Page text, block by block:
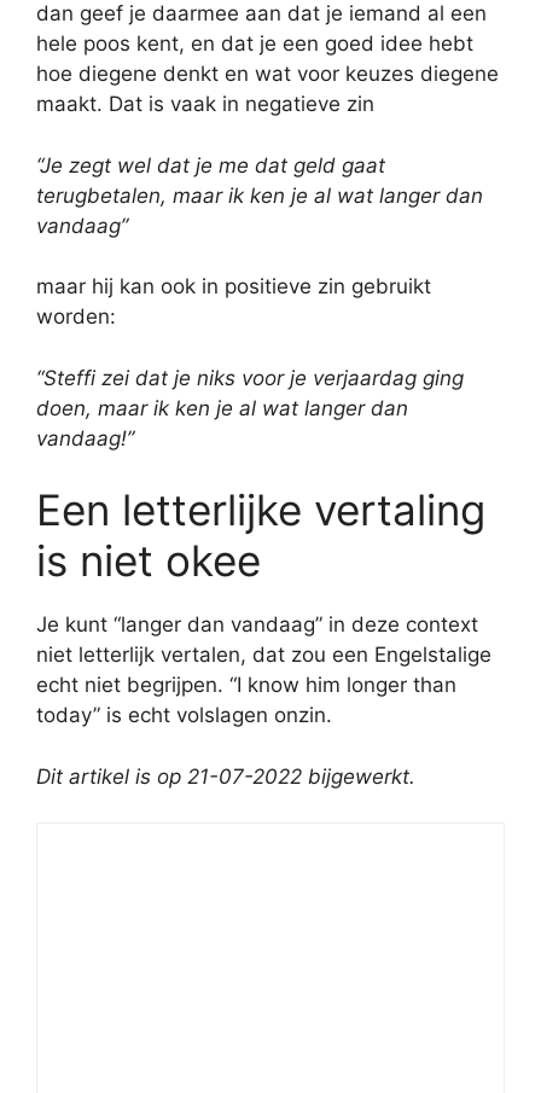
dan geef je daarmee aan dat je iemand al een
hele poos kent, en dat je een goed idee hebt
hoe diegene denkt en wat voor keuzes diegene
maakt. Dat is vaak in negatieve zin
“Je zegt wel dat je me dat geld gaat
terugbetalen, maar ik ken je al wat langer dan
vandaag”
maar hij kan ook in positieve zin gebruikt
worden:
“Steffi zei dat je niks voor je verjaardag ging
doen, maar ik ken je al wat langer dan
vandaag!”
Een letterlijke vertaling
is niet okee
Je kunt “langer dan vandaag” in deze context
niet letterlijk vertalen, dat zou een Engelstalige
echt niet begrijpen. “I know him longer than
today” is echt volslagen onzin.
Dit artikel is op 21-07-2022 bijgewerkt.